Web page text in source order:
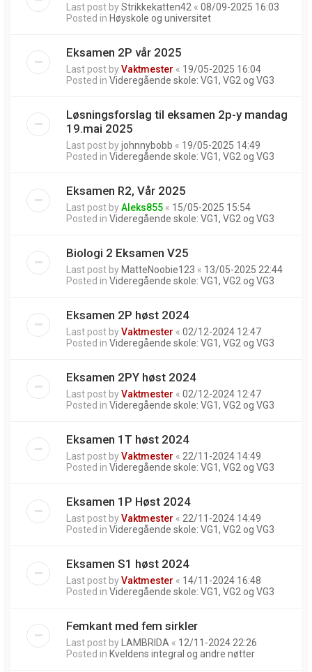
Last post byStrikkekatten42 « 08/09-2025 16:03
Posted in Høyskole og universitet
Eksamen 2P vår 2025
Last post byVaktmester « 19/05-2025 16:04
Posted in Videregående skole: VG1, VG2 og VG3
Løsningsforslag til eksamen 2p-y mandag
19.mai 2025
Last post byjohnnybobb « 19/05-2025 14:49
Posted in Videregående skole: VG1, VG2 og VG3
Eksamen R2, Vår 2025
Last post byAleks855 « 15/05-2025 15:54
Posted in Videregående skole: VG1, VG2 og VG3
Biologi 2 Eksamen V25
Last post by MatteNoobie123 « 13/05-2025 22:44
Posted in Videregående skole: VG1, VG2 og VG3
Eksamen 2P høst 2024
Last post byVaktmester « 02/12-2024 12:47
Posted in Videregående skole: VG1, VG2 og VG3
Eksamen 2PY høst 2024
Last post byVaktmester « 02/12-2024 12:47
Posted in Videregående skole: VG1, VG2 og VG3
Eksamen 1T høst 2024
Last post byVaktmester « 22/11-2024 14:49
Posted in Videregående skole: VG1, VG2 og VG3
Eksamen 1P Høst 2024
Last post byVaktmester « 22/11-2024 14:49
Posted in Videregående skole: VG1, VG2 og VG3
Eksamen S1 høst 2024
Last post byVaktmester « 14/11-2024 16:48
Posted in Videregående skole: VG1, VG2 og VG3
Femkant med fem sirkler
Last post by LAMBRIDA « 12/11-2024 22:26
Posted in Kveldens integral og andre nøtter